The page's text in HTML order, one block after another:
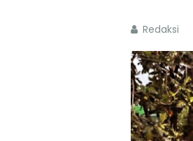
Redaksi